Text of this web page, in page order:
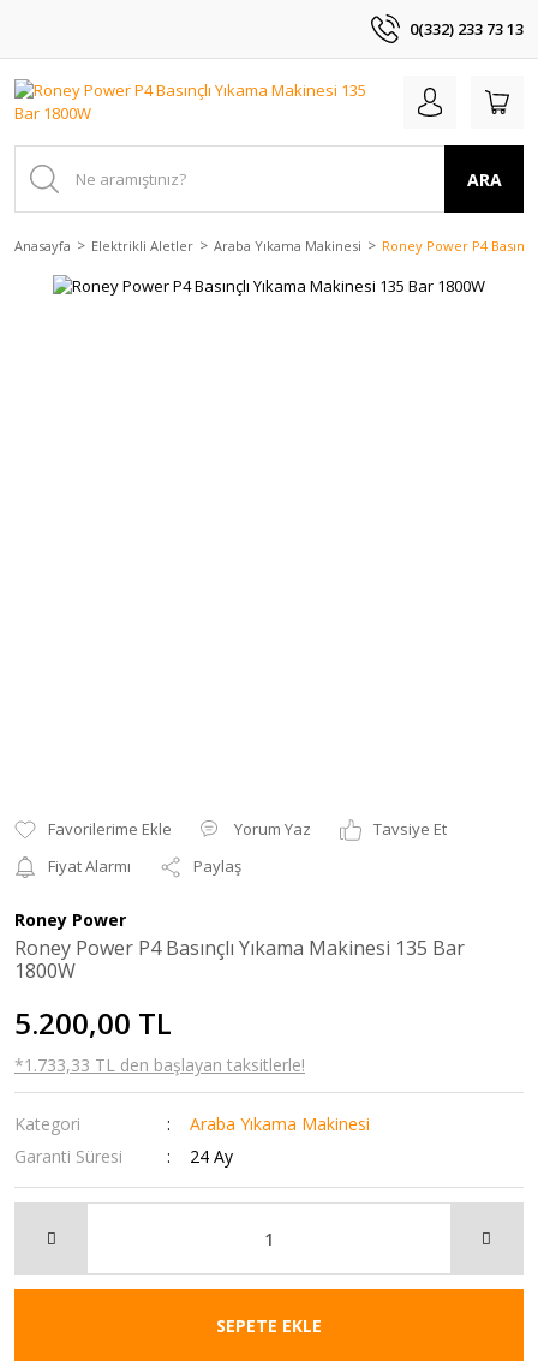
0(332) 233 73 13
ARA
Anasayfa Elektrikli Aletler Araba Yıkama Makinesi Roney Power P4
Yorum Yaz
Tavsiye Et
Fiyat Alarmı
Paylaş
Roney Power
Roney Power P4 Basınçlı Yıkama Makinesi 135 Bar
1800W
5.200,00 TL
*1.733,33 TL den başlayan taksitlerle!
Kategori
Araba Yıkama Makinesi
Garanti Süresi
24 Ay
SEPETE EKLE